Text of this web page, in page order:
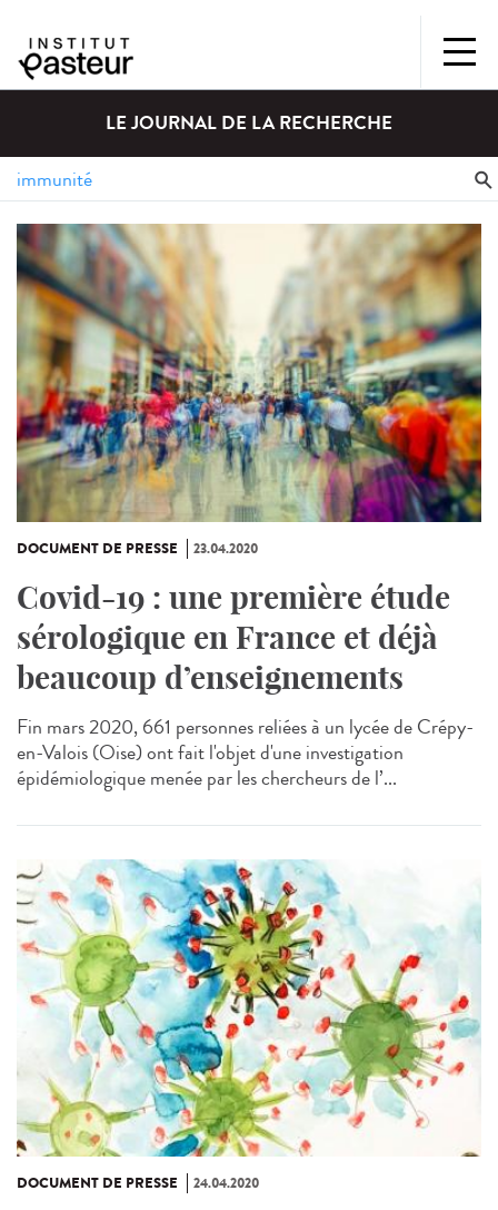
LE JOURNAL DE LA RECHERCHE
DOCUMENT DE PRESSE 23.04.2020
Covid-19 : une première étude
sérologique en France et déjà
beaucoup d’enseignements
Fin mars 2020, 661 personnes reliées à un lycée de Crépy-
en-Valois (Oise) ont fait l'objet d'une investigation
épidémiologique menée par les chercheurs de l’...
DOCUMENT DE PRESSE 24.04.2020